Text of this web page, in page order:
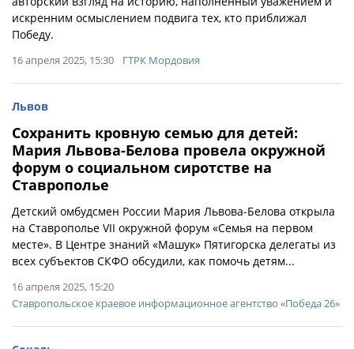
искренним осмыслением подвига тех, кто приближал
Победу.
16 апреля 2025, 15:30 ГТРК Мордовия
Львов
Сохранить кровную семью для детей:
Мария Львова-Белова провела окружной
форум о социальном сиротстве на
Ставрополье
Детский омбудсмен России Мария Львова-Белова открыла
на Ставрополье VII окружной форум «Семья на первом
месте». В Центре знаний «Машук» Пятигорска делегаты из
всех субъектов СКФО обсудили, как помочь детям...
16 апреля 2025, 15:20
Ставропольское краевое информационное агентство «Победа 26»